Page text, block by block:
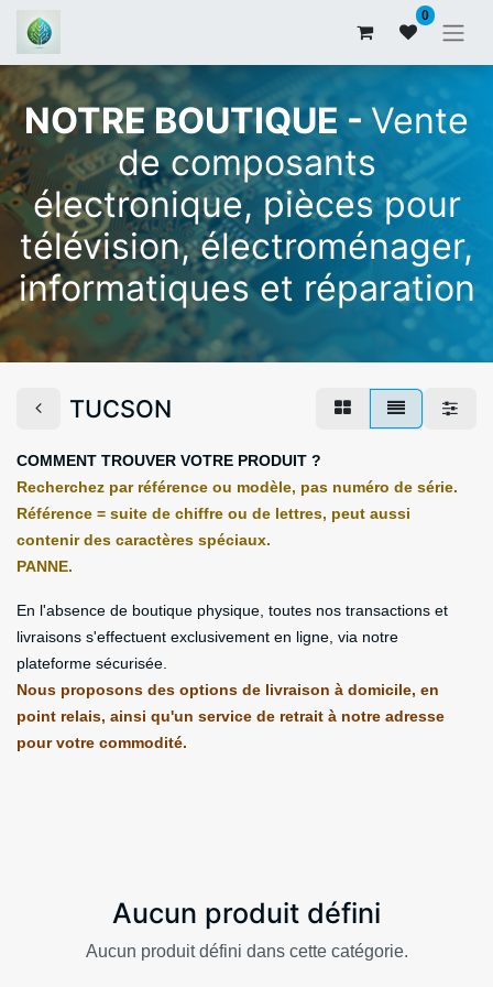
0
NOTRE BOUTIQUE -Vente
de composants
électronique, pièces pour
télévision, électroménager,
informatiques et réparation
TUCSON
COMMENT TROUVER VOTRE PRODUIT ?
Recherchez par référence ou modèle, pas numéro de série.
Référence = suite de chiffre ou de lettres, peut aussi
contenir des caractères spéciaux.
PANNE.
En l'absence de boutique physique, toutes nos transactions et
livraisons s'effectuent exclusivement en ligne, via notre
plateforme sécurisée.
Nous proposons des options de livraison à domicile, en
point relais, ainsi qu'un service de retrait à notre adresse
pour votre commodité.
Aucun produit défini
Aucun produit défini dans cette catégorie.